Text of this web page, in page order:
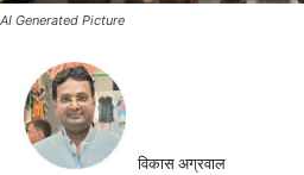
AI Generated Picture
विकास अग्रवाल